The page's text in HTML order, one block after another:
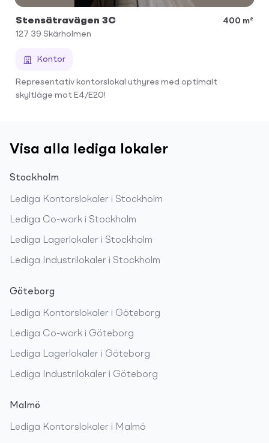
Stensätravägen 3C
400 m²
127 39 Skärholmen
Kontor
Representativ kontorslokal uthyres med optimalt
skyltläge mot E4/E20!
Visa alla lediga lokaler
Stockholm
Lediga Kontorslokaler i Stockholm
Lediga Co-work i Stockholm
Lediga Lagerlokaler i Stockholm
Lediga Industrilokaler i Stockholm
Göteborg
Lediga Kontorslokaler i Göteborg
Lediga Co-work i Göteborg
Lediga Lagerlokaler i Göteborg
Lediga Industrilokaler i Göteborg
Malmö
Lediga Kontorslokaler i Malmö